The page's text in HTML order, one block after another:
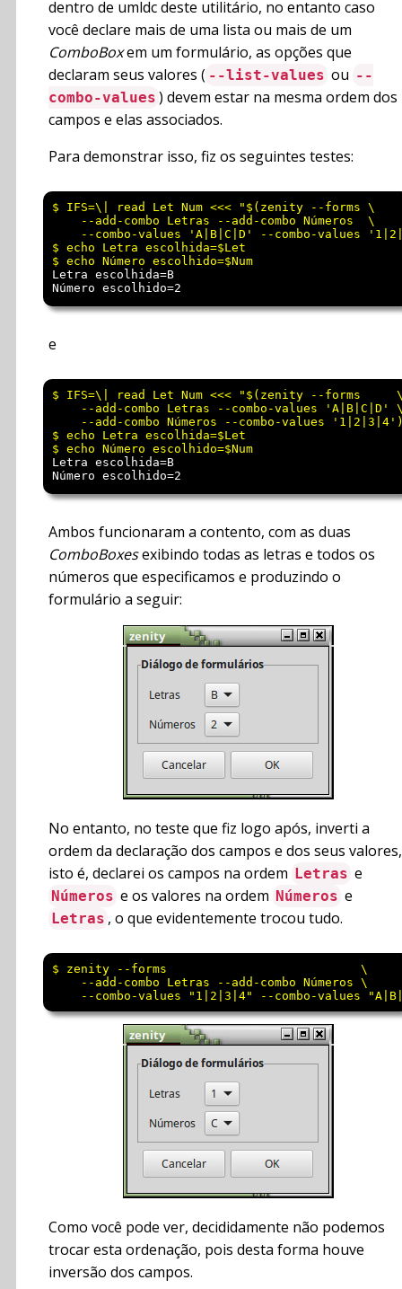
dentro de umldc deste utilitário, no entanto caso
você declare mais de uma lista ou mais de um
ComboBoxem um formulário, as opções que
declaram seus valores ( --list-values ou --
combo-values ) devem estar na mesma ordem dos
campos e elas associados.
Para demonstrar isso, fiz os seguintes testes:
$ IFS=\| read Let Num <<< "$(zenity --forms \
    --add-combo Letras --add-combo Números  \
--combo-values 'A|B|C|D' --combo-values
$ echo Letra escolhida=$Let
Letra escolhida=B
e
$ IFS=\| read Let Num <<< "$(zenity --forms
--add-combo Letras --combo-values 'A|B|C|D'
--add-combo Números --combo-values
$ echo Letra escolhida=$Let
Letra escolhida=B
Ambos funcionaram a contento, com as duas
ComboBoxesexibindo todas as letras e todos os
números que especificamos e produzindo o
formulário a seguir:
No entanto, no teste que fiz logo após, inverti a
ordem da declaração dos campos e dos seus valores,
isto é, declarei os campos na ordem
Letras e
Números e os valores na ordem Números e
Letras , o que evidentemente trocou tudo.
$ zenity --forms                           \
    --add-combo Letras --add-combo Números \
Como você pode ver, decididamente não podemos
trocar esta ordenação, pois desta forma houve
inversão dos campos.